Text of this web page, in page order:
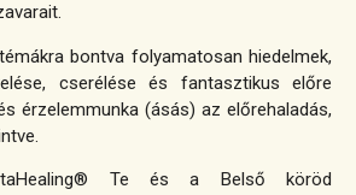
bontva folyamatosan hiedelmek,
cserélése és fantasztikus előre
érzelemmunka (ásás) az előrehaladás,
Te és a Belső köröd